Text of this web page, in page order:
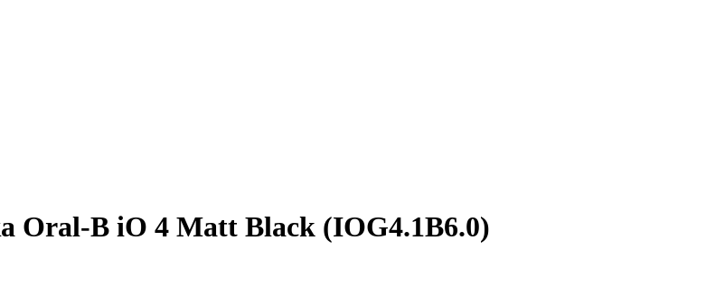
Oral-B iO 4 Matt Black (IOG4.1B6.0)